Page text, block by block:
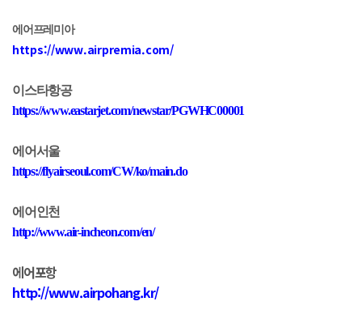
에어프레미아
https://www.airpremia.com/
이스타항공
https://www.eastarjet.com/newstar/PGWHC00001
에어서울
https://flyairseoul.com/CW/ko/main.do
에어인천
http://www.air-incheon.com/en/
에어포항
http://www.airpohang.kr/